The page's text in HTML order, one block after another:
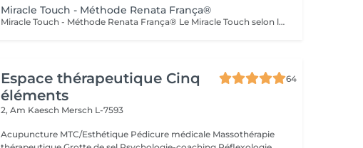
Miracle Touch - Méthode Renata França®
Miracle Touch - Méthode Renata França® Le Miracle Touch selon la Méthode Renata França® est une prise en charge corporelle experte combinant drainage lymphatique structuré et manuvres de remodelage ciblées. Ce soin agit en profondeur pour décongestionner les tissus, stimuler la circulation lymphatique et sanguine, et améliorer l'harmonie globale de la silhouette. Il permet de réduire les gonflements, d'affiner les contours du corps et d'améliorer la qualité de la peau, tout en respectant la physiologie corporelle. Grâce à une gestuelle précise, dynamique et maîtrisée, le Miracle Touch favorise : - l'élimination des excès de liquides - la diminution des zones de rétention - une meilleure tonicité cutanée - une sensation de légèreté et de fluidité corporelle Il s'agit d'un soin complet, structuré et non invasif, destiné aux personnes recherchant une approche experte pour accompagner leur silhouette et leur bien-être de manière cohérente et durable.
Espace thérapeutique Cinq
éléments
64
2, Am Kaesch Mersch L-7593
Acupuncture MTC/Esthétique Pédicure médicale Massothérapie